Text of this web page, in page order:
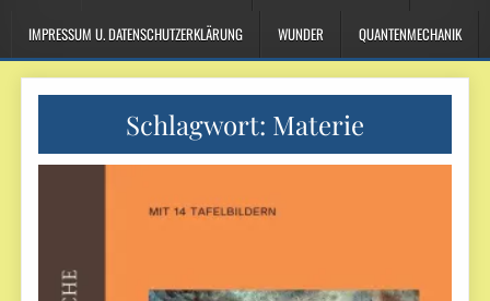
IMPRESSUM U. DATENSCHUTZERKLÄRUNG WUNDER QUANTENMECHANIK
Schlagwort: Materie